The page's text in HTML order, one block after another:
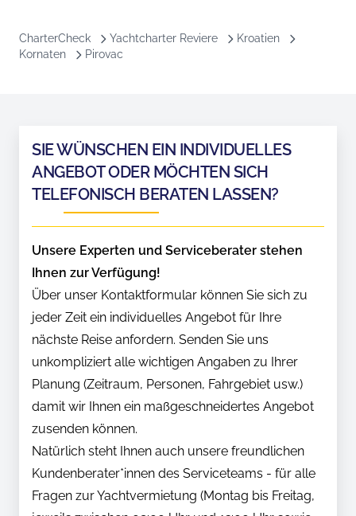
CharterCheck Yachtcharter Reviere
Kroatien
Kornaten
Pirovac
SIE WÜNSCHEN EIN INDIVIDUELLES
ANGEBOT ODER MÖCHTEN SICH
TELEFONISCH BERATEN LASSEN?
Unsere Experten und Serviceberater stehen
Ihnen zur Verfügung!
Über unser Kontaktformular können Sie sich zu
jeder Zeit ein individuelles Angebot für Ihre
nächste Reise anfordern. Senden Sie uns
unkompliziert alle wichtigen Angaben zu Ihrer
Planung (Zeitraum, Personen, Fahrgebiet usw.)
damit wir Ihnen ein maßgeschneidertes Angebot
zusenden können.
Natürlich steht Ihnen auch unsere freundlichen
Kundenberater*innen des Serviceteams - für alle
Fragen zur Yachtvermietung (Montag bis Freitag,